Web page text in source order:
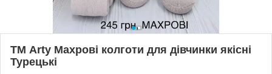
ТМ Arty Махрові колготи для дівчинки якісні
Турецькі